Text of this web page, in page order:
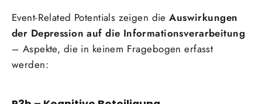
Event-Related Potentials zeigen dieAuswirkungen
der Depression auf die Informationsverarbeitung
– Aspekte, die in keinem Fragebogen erfasst
werden: